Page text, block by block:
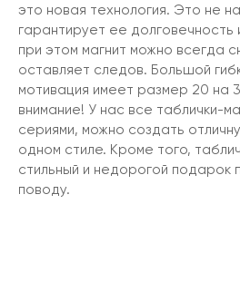
это новая технология. Это не
гарантирует ее долговечность
при этом магнит можно всегда
оставляет следов. Большой
мотивация имеет размер 20 на
внимание! У нас все таблички-
сериями, можно создать
одном стиле. Кроме того,
стильный и недорогой подарок
поводу.